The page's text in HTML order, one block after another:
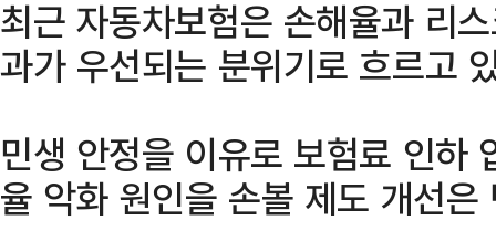
최근 자동차보험은 손해율과 리
과가 우선되는 분위기로 흐르고
민생 안정을 이유로 보험료 인하
율 악화 원인을 손볼 제도 개선